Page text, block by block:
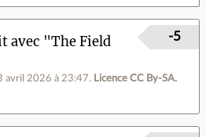
avec "The Field
avril 2026 à 23:47. Licence CC By‑SA.
-5